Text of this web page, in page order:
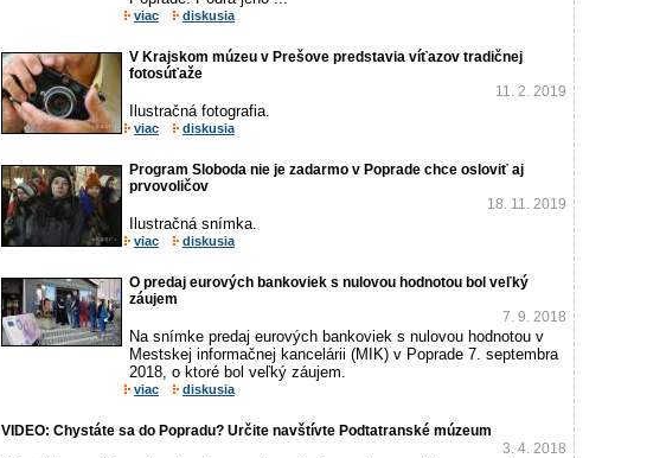
viac diskusia
V Krajskom múzeu v Prešove predstavia víťazov tradičnej
fotosúťaže
11. 2. 2019
Ilustračná fotografia.
viac diskusia
Program Sloboda nie je zadarmo v Poprade chce osloviť aj
prvovoličov
18. 11. 2019
Ilustračná snímka.
viac diskusia
O predaj eurových bankoviek s nulovou hodnotou bol veľký
záujem
7. 9. 2018
Na snímke predaj eurových bankoviek s nulovou hodnotou v
Mestskej informačnej kancelárii (MIK) v Poprade 7. septembra
2018, o ktoré bol veľký záujem.
viac diskusia
VIDEO: Chystáte sa do Popradu? Určite navštívte Podtatranské múzeum
3. 4. 2018